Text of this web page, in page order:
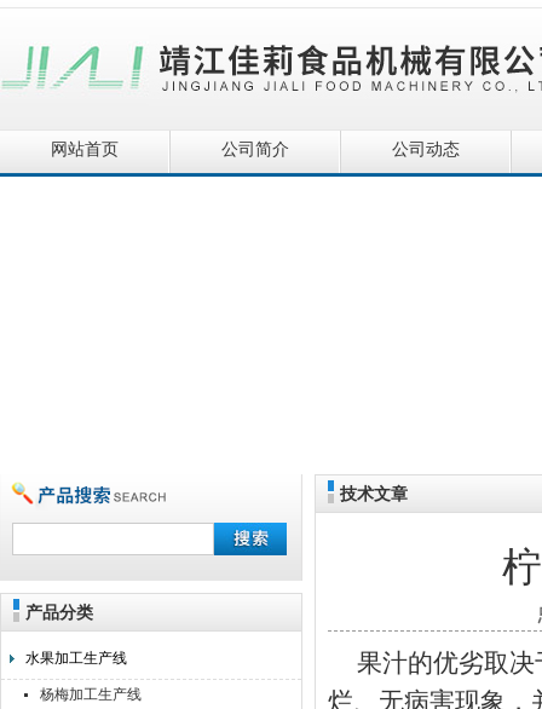
靖江佳莉食品机械有限公司
网站首页 公司简介 公司动态
产品分类
水果加工生产线
杨梅加工生产线
技术文章
果汁的优劣取决
烂、无病害现象，